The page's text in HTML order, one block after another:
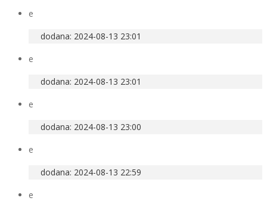
e
dodana: 2024-08-13 23:01
e
dodana: 2024-08-13 23:01
e
dodana: 2024-08-13 23:00
e
dodana: 2024-08-13 22:59
e